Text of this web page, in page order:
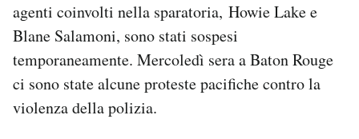
agenti coinvolti nella sparatoria, Howie Lake e
Blane Salamoni, sono stati sospesi
temporaneamente. Mercoledì sera a Baton Rouge
ci sono state alcune proteste pacifiche contro la
violenza della polizia.